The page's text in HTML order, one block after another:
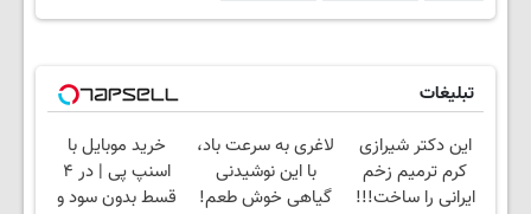
تبلیغات
این دکتر شیرازی
کرم ترمیم زخم
ایرانی را ساخت!!!
لاغری به سرعت باد،
با این نوشیدنی
گیاهی خوش طعم!
خرید موبایل با
اسنپ پی | در ۴
قسط بدون سود و